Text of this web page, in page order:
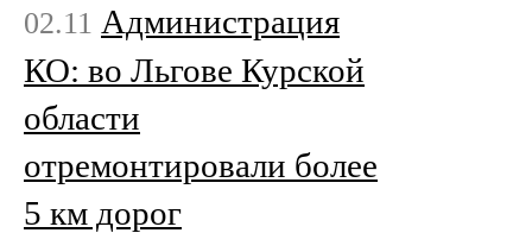
02.11 Администрация
КО: во Льгове Курской
области
отремонтировали более
5 км дорог